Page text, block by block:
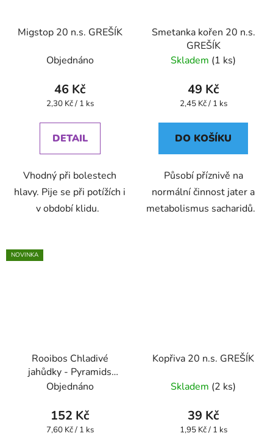
Migstop 20 n.s. GREŠÍK
Objednáno
46 Kč
Měrná
2,30 Kč / 1 ks
DETAIL
Vhodný při bolestech
hlavy. Pije se při potížích i
v období klidu.
Smetanka kořen 20 n.s.
GREŠÍK
Skladem (1 ks)
49 Kč
Měrná
2,45 Kč / 1 ks
DO KOŠÍKU
Působí příznivě na
normální činnost jater a
metabolismus sacharidů.
NOVINKA
Rooibos Chladivé
jahůdky - Pyramids
(BONThé) - Oxalis
Objednáno
152 Kč
Měrná
7,60 Kč / 1 ks
Kopřiva 20 n.s. GREŠÍK
Skladem (2 ks)
39 Kč
Měrná
1,95 Kč / 1 ks